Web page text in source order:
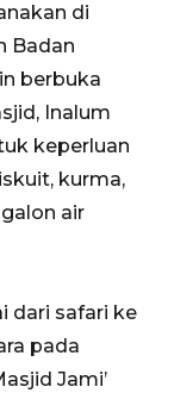
di
Badan
berbuka
Inalum
keperluan
kurma,
air
dari safari ke
pada
Jami’